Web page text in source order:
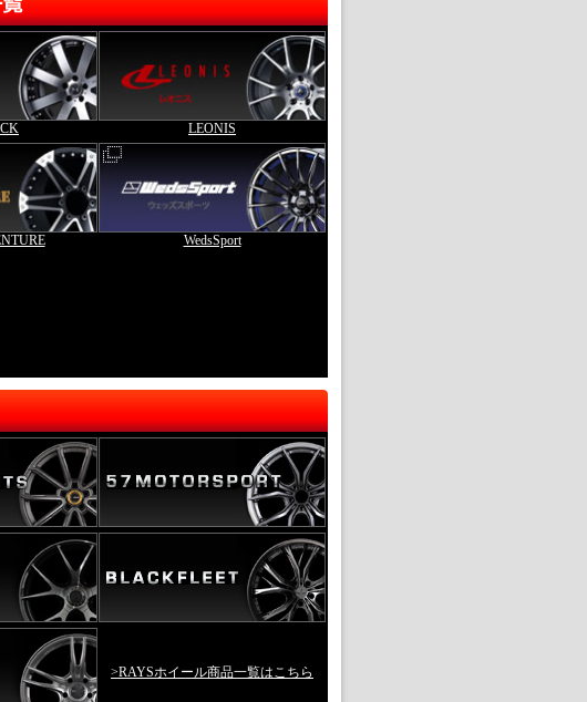
LEONIS
WedsSport
>RAYSホイール商品一覧はこちら